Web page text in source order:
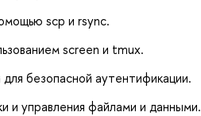
scp и rsync.
screen и tmux.
для безопасной аутентификации.
и управления файлами и данными.